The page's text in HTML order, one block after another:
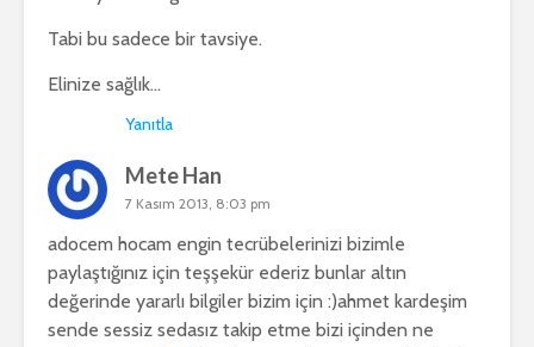
Tabi bu sadece bir tavsiye.
Elinize sağlık…
Yanıtla
Mete Han
7 Kasım 2013, 8:03 pm
adocem hocam engin tecrübelerinizi bizimle
paylaştığınız için teşşekür ederiz bunlar altın
değerinde yararlı bilgiler bizim için :)ahmet kardeşim
sende sessiz sedasız takip etme bizi içinden ne